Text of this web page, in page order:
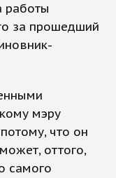
работы
за прошедший
мэру
что он
оттого,
самого